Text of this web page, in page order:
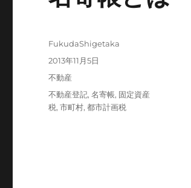
投
FukudaShigetaka
投
稿
2013年11月5日
カ
テ
ゴ
不動産
タ
グ
不動産登記,名寄帳, 固定資産
税,市町村,都市計画税